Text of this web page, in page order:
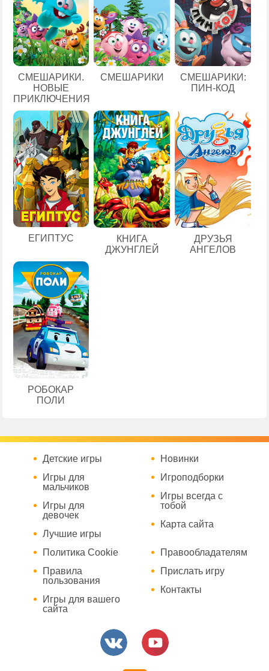
СМЕШАРИКИ.
НОВЫЕ
ПРИКЛЮЧЕНИЯ
СМЕШАРИКИ
СМЕШАРИКИ:
ПИН-КОД
ЕГИПТУС
КНИГА
ДЖУНГЛЕЙ
ДРУЗЬЯ
АНГЕЛОВ
РОБОКАР
ПОЛИ
Детские игры
Игры для
мальчиков
Игры для
девочек
Лучшие игры
Новинки
Игроподборки
Игры всегда с
тобой
Карта сайта
Политика Cookie
Правила
пользования
Игры для вашего
сайта
Правообладателям
Прислать игру
Контакты